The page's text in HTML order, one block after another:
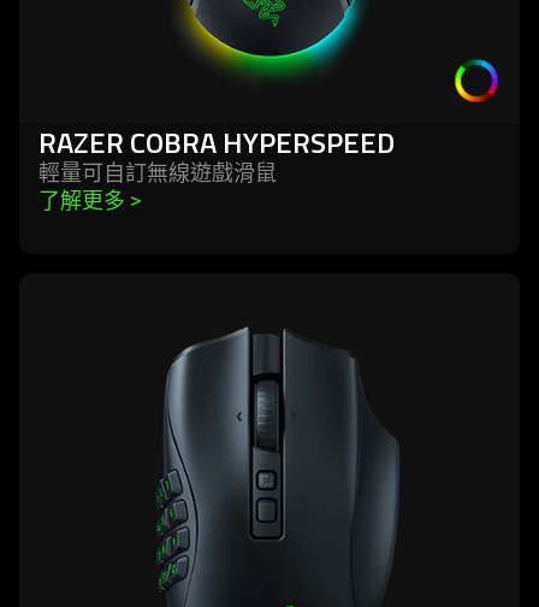
RAZER COBRA HYPERSPEED
輕量可自訂無線遊戲滑鼠
了解更多 >